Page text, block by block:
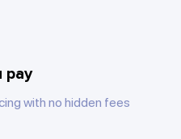
pay
with no hidden fees